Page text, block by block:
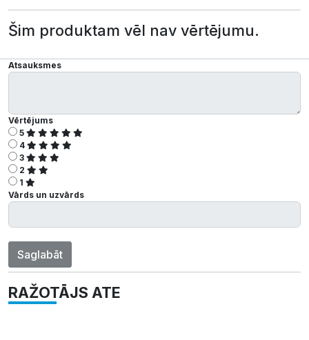
Šim produktam vēl nav vērtējumu.
Atsauksmes
Vērtējums
5
4
3
2
1
Vārds un uzvārds
Saglabāt
RAŽOTĀJS ATE